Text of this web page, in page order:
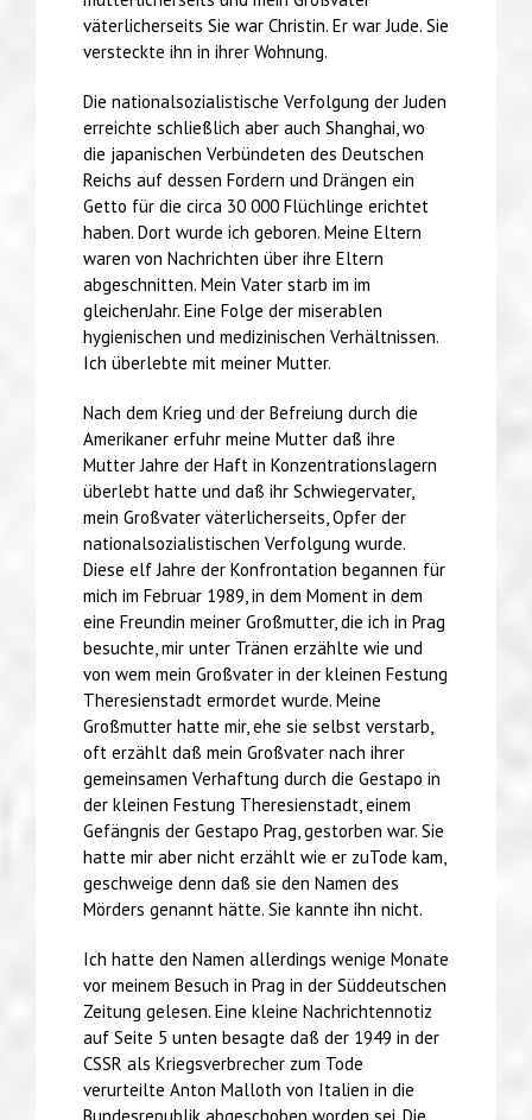
väterlicherseits Sie war Christin. Er war Jude. Sie
versteckte ihn in ihrer Wohnung.
Die nationalsozialistische Verfolgung der Juden
erreichte schließlich aber auch Shanghai, wo
die japanischen Verbündeten des Deutschen
Reichs auf dessen Fordern und Drängen ein
Getto für die circa 30 000 Flüchlinge erichtet
haben. Dort wurde ich geboren. Meine Eltern
waren von Nachrichten über ihre Eltern
abgeschnitten. Mein Vater starb im im
gleichenJahr. Eine Folge der miserablen
hygienischen und medizinischen Verhältnissen.
Ich überlebte mit meiner Mutter.
Nach dem Krieg und der Befreiung durch die
Amerikaner erfuhr meine Mutter daß ihre
Mutter Jahre der Haft in Konzentrationslagern
überlebt hatte und daß ihr Schwiegervater,
mein Großvater väterlicherseits, Opfer der
nationalsozialistischen Verfolgung wurde.
Diese elf Jahre der Konfrontation begannen für
mich im Februar 1989, in dem Moment in dem
eine Freundin meiner Großmutter, die ich in Prag
besuchte, mir unter Tränen erzählte wie und
von wem mein Großvater in der kleinen Festung
Theresienstadt ermordet wurde. Meine
Großmutter hatte mir, ehe sie selbst verstarb,
oft erzählt daß mein Großvater nach ihrer
gemeinsamen Verhaftung durch die Gestapo in
der kleinen Festung Theresienstadt, einem
Gefängnis der Gestapo Prag, gestorben war. Sie
hatte mir aber nicht erzählt wie er zuTode kam,
geschweige denn daß sie den Namen des
Mörders genannt hätte. Sie kannte ihn nicht.
Ich hatte den Namen allerdings wenige Monate
vor meinem Besuch in Prag in der Süddeutschen
Zeitung gelesen. Eine kleine Nachrichtennotiz
auf Seite 5 unten besagte daß der 1949 in der
CSSR als Kriegsverbrecher zum Tode
verurteilte Anton Malloth von Italien in die